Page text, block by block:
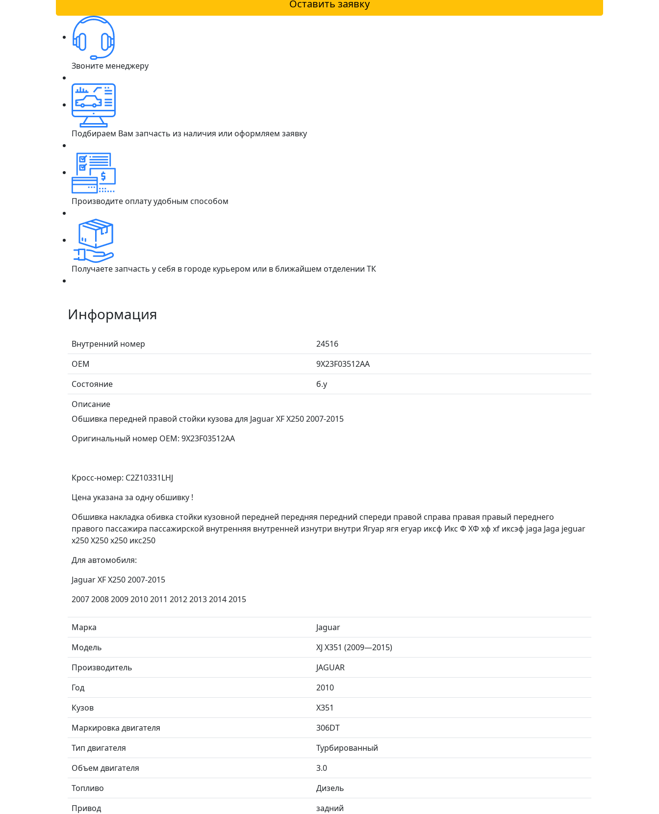
Оставить заявку
Звоните менеджеру
Подбираем Вам запчасть из наличия или оформляем заявку
Производите оплату удобным способом
Получаете запчасть у себя в городе курьером или в ближайшем отделении ТК
Информация
Внутренний номер
24516
ОЕМ
9X23F03512AA
Состояние
б.у
Описание
Обшивка передней правой стойки кузова для Jaguar XF X250 2007-2015
Оригинальный номер OEM: 9X23F03512AA
Кросс-номер: C2Z10331LHJ
Цена указана за одну обшивку !
Обшивка накладка обивка стойки кузовной передней передняя передний спереди правой справа правая правый переднего
правого пассажира пассажирской внутренняя внутренней изнутри внутри Ягуар ягя егуар иксф Икс Ф ХФ хф xf иксэф jaga Jaga jeguar
х250 Х250 x250 икс250
Для автомобиля:
Jaguar XF X250 2007-2015
2007 2008 2009 2010 2011 2012 2013 2014 2015
Марка
Jaguar
Модель
XJ X351 (2009—2015)
Производитель
JAGUAR
Год
2010
Кузов
X351
Маркировка двигателя
306DT
Тип двигателя
Турбированный
Объем двигателя
3.0
Топливо
Дизель
Привод
задний